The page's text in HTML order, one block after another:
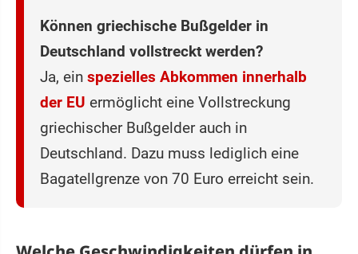
Können griechische Bußgelder in
Deutschland vollstreckt werden?
Ja, ein spezielles Abkommen innerhalb
der EU ermöglicht eine Vollstreckung
griechischer Bußgelder auch in
Deutschland. Dazu muss lediglich eine
Bagatellgrenze von 70 Euro erreicht sein.